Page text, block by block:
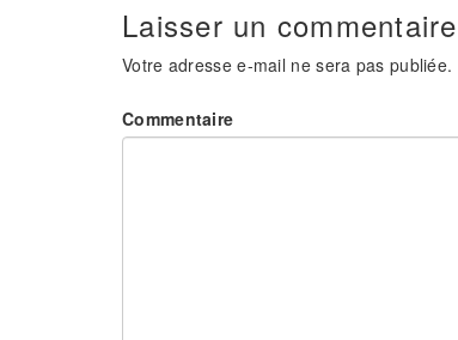
Laisser un commentaire
Votre adresse e-mail ne sera pas publiée.
Commentaire